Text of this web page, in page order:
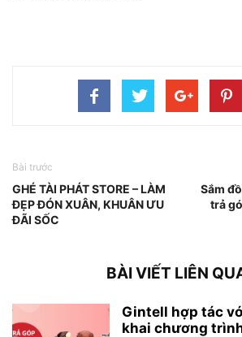
Bài trước
GHÉ TÀI PHÁT STORE – LÀM
ĐẸP ĐÓN XUÂN, KHUÂN ƯU
ĐÃI SỐC
Sắm
trả
BÀI VIẾT LIÊN
Gintell hợp tác
khai chương